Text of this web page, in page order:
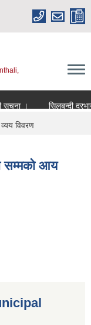
।
सिलबन्दी
विवरण
सम्मको आय